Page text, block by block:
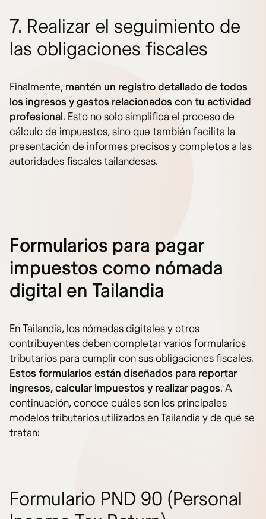
7. Realizar el seguimiento de
las obligaciones fiscales
Finalmente, mantén un registro detallado de todos
los ingresos y gastos relacionados con tu actividad
profesional. Esto no solo simplifica el proceso de
cálculo de impuestos, sino que también facilita la
presentación de informes precisos y completos a las
autoridades fiscales tailandesas.
Formularios para pagar
impuestos como nómada
digital en Tailandia
En Tailandia, los nómadas digitales y otros
contribuyentes deben completar varios formularios
tributarios para cumplir con sus obligaciones fiscales.
Estos formularios están diseñados para reportar
ingresos, calcular impuestos y realizar pagos. A
continuación, conoce cuáles son los principales
modelos tributarios utilizados en Tailandia y de qué se
tratan:
Formulario PND 90 (Personal